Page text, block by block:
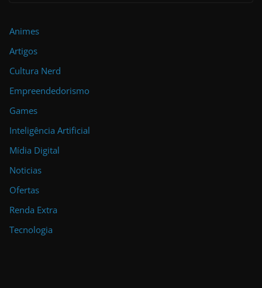
Animes
Artigos
Cultura Nerd
Empreendedorismo
Games
Inteligência Artificial
Mídia Digital
Noticias
Ofertas
Renda Extra
Tecnologia